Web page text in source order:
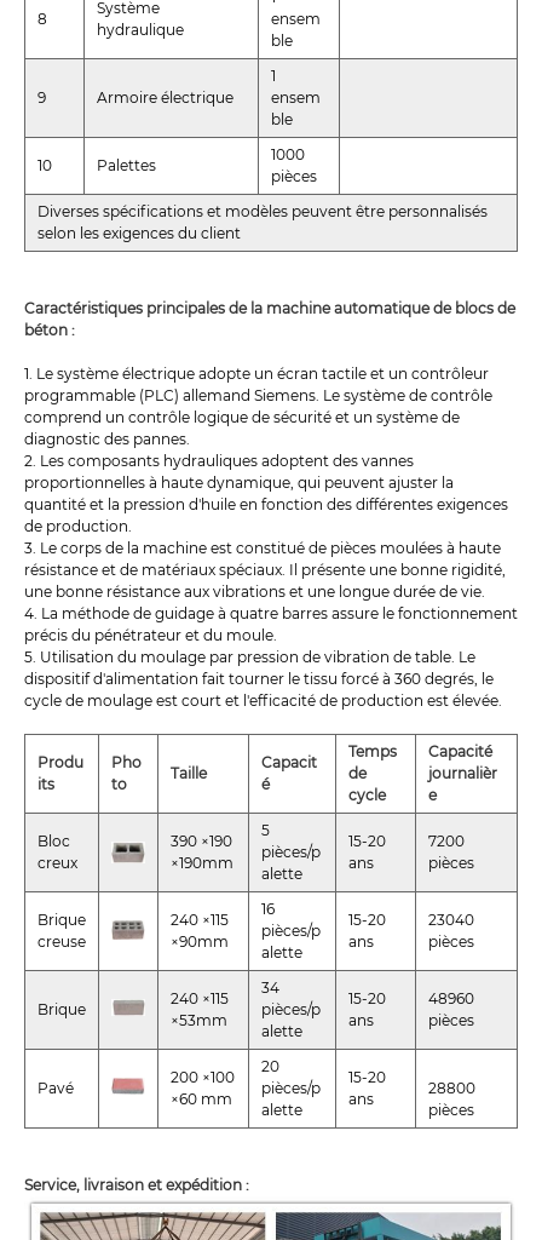
8
Système
hydraulique
ensem
ble
9 Armoire électrique
1
ensem
ble
10 Palettes
1000
pièces
Diverses spécifications et modèles peuvent être personnalisés
selon les exigences du client
Caractéristiques principales de la machine automatique de blocs de
béton :
1. Le système électrique adopte un écran tactile et un contrôleur
programmable (PLC) allemand Siemens. Le système de contrôle
comprend un contrôle logique de sécurité et un système de
diagnostic des pannes.
2. Les composants hydrauliques adoptent des vannes
proportionnelles à haute dynamique, qui peuvent ajuster la
quantité et la pression d'huile en fonction des différentes exigences
de production.
3. Le corps de la machine est constitué de pièces moulées à haute
résistance et de matériaux spéciaux. Il présente une bonne rigidité,
une bonne résistance aux vibrations et une longue durée de vie.
4. La méthode de guidage à quatre barres assure le fonctionnement
précis du pénétrateur et du moule.
5. Utilisation du moulage par pression de vibration de table. Le
dispositif d'alimentation fait tourner le tissu forcé à 360 degrés, le
cycle de moulage est court et l'efficacité de production est élevée.
Produ
its
Pho
to
Taille
Capacit
é
Temps
de
cycle
Capacité
journalièr
e
Bloc
creux
390 ×190
×190mm
5
pièces/p
alette
15-20
ans
7200
pièces
Brique
creuse
240 ×115
×90mm
16
pièces/p
alette
15-20
ans
23040
pièces
Brique
240 ×115
×53mm
34
pièces/p
alette
15-20
ans
48960
pièces
Pavé
200 ×100
×60 mm
20
pièces/p
alette
15-20
ans
28800
pièces
Service, livraison et expédition :